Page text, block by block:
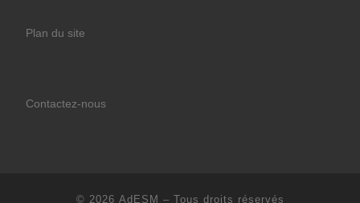
Plan du site
Contactez-nous
© 2026 AdESM – Tous droits réservés